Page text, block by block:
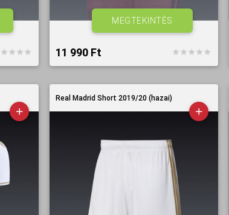
11 990 Ft‎
MEGTEKINTÉS
Real Madrid Short 2019/20 (hazai)